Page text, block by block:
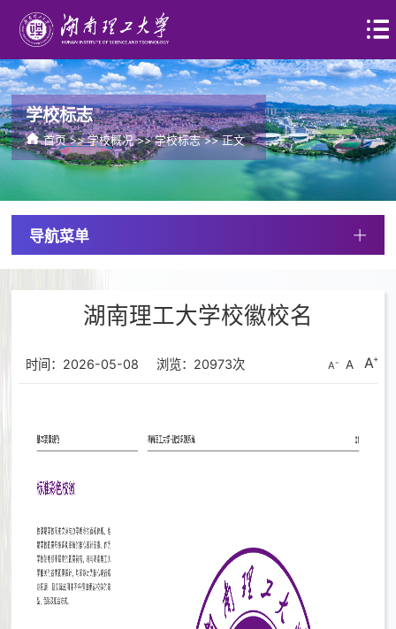
学校标志
首页>>学校概况>>学校标志>> 正文
导航菜单
湖南理工大学校徽校名
时间：2026-05-08 浏览： 20973次 A A A